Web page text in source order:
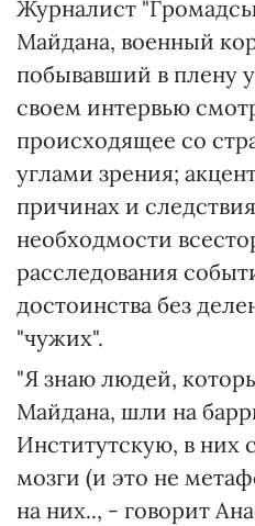
Журналист
Майдана, военный
побывавший в плену
своем интервью
происходящее со
углами зрения;
причинах и
необходмости
расследования
достоинства без
"чужих".
"Я знаю людей,
Майдана, шли на
Институтскую, в них
мозги (и это не
на них.., - говорит